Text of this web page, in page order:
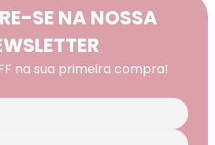
SE NA NOSSA
na sua primeira compra!